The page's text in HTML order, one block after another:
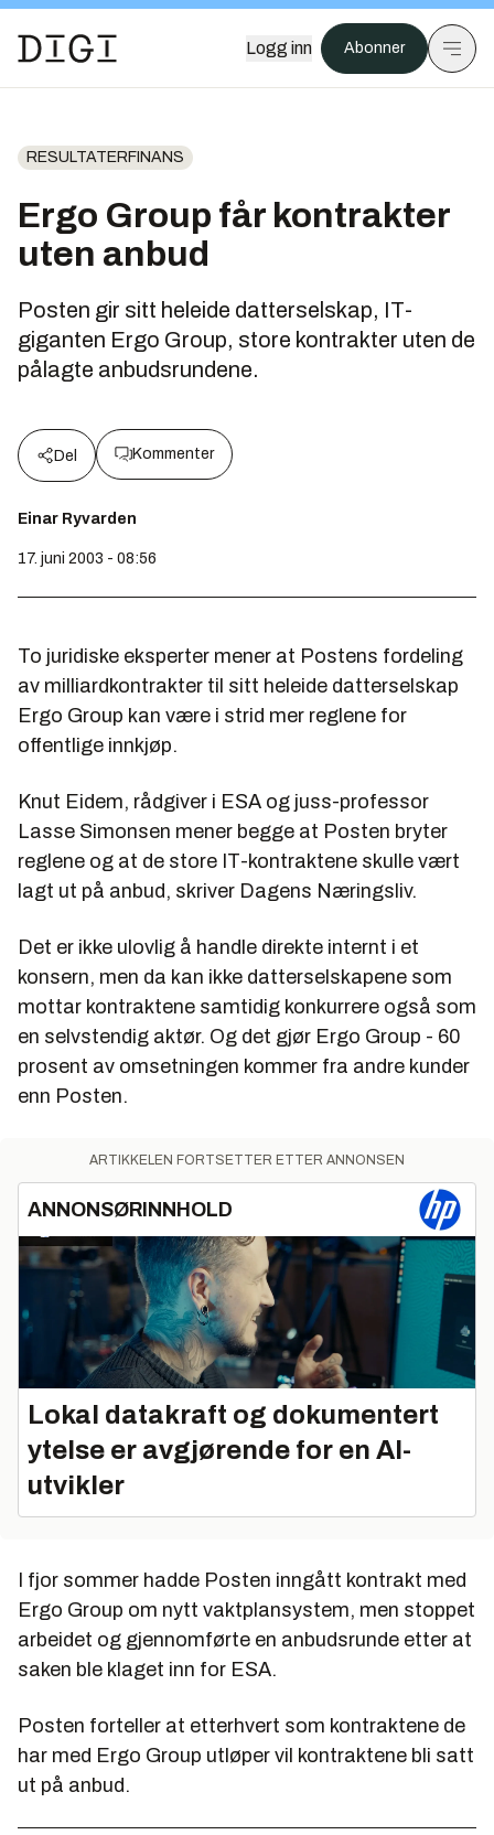
Logg inn Abonner
RESULTATERFINANS
Ergo Group får kontrakter
uten anbud
Posten gir sitt heleide datterselskap, IT-
giganten Ergo Group, store kontrakter uten de
pålagte anbudsrundene.
Del Kommenter
Einar Ryvarden
17. juni 2003 - 08:56
To juridiske eksperter mener at Postens fordeling
av milliardkontrakter til sitt heleide datterselskap
Ergo Group kan være i strid mer reglene for
offentlige innkjøp.
Knut Eidem, rådgiver i ESA og juss-professor
Lasse Simonsen mener begge at Posten bryter
reglene og at de store IT-kontraktene skulle vært
lagt ut på anbud, skriver Dagens Næringsliv.
Det er ikke ulovlig å handle direkte internt i et
konsern, men da kan ikke datterselskapene som
mottar kontraktene samtidig konkurrere også som
en selvstendig aktør. Og det gjør Ergo Group - 60
prosent av omsetningen kommer fra andre kunder
enn Posten.
ARTIKKELEN FORTSETTER ETTER ANNONSEN
ANNONSØRINNHOLD
Lokal datakraft og dokumentert
ytelse er avgjørende for en AI-
utvikler
I fjor sommer hadde Posten inngått kontrakt med
Ergo Group om nytt vaktplansystem, men stoppet
arbeidet og gjennomførte en anbudsrunde etter at
saken ble klaget inn for ESA.
Posten forteller at etterhvert som kontraktene de
har med Ergo Group utløper vil kontraktene bli satt
ut på anbud.